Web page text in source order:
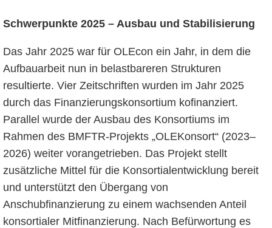
Schwerpunkte 2025 – Ausbau und Stabilisierung
Das Jahr 2025 war für OLEcon ein Jahr, in dem die
Aufbauarbeit nun in belastbareren Strukturen
resultierte. Vier Zeitschriften wurden im Jahr 2025
durch das Finanzierungskonsortium kofinanziert.
Parallel wurde der Ausbau des Konsortiums im
Rahmen des BMFTR-Projekts „OLEKonsort“ (2023–
2026) weiter vorangetrieben. Das Projekt stellt
zusätzliche Mittel für die Konsortialentwicklung bereit
und unterstützt den Übergang von
Anschubfinanzierung zu einem wachsenden Anteil
konsortialer Mitfinanzierung. Nach Befürwortung es